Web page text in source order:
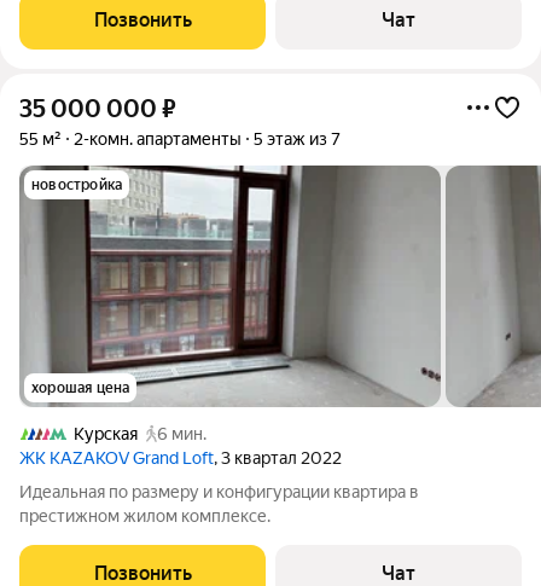
1 комнатная квартира (или евродвушка) в корп.1.1., общей
площадью 35 кв.м. Расположена на
Позвонить Чат
35 000 000 ₽
55 м² 2-комн. апартаменты 5 этаж из 7
новостройка
хорошая цена
Курская
6 мин.
ЖК KAZAKOV Grand Loft, 3 квартал 2022
Идеальная по размеру и конфигурации квартира в
престижном жилом комплексе.
Позвонить Чат